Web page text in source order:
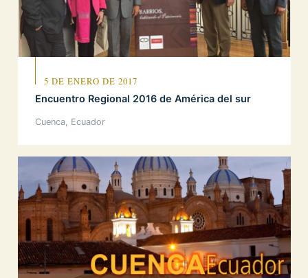
5 DE ENERO DE 2017
Encuentro Regional 2016 de América del sur
Cuenca, Ecuador